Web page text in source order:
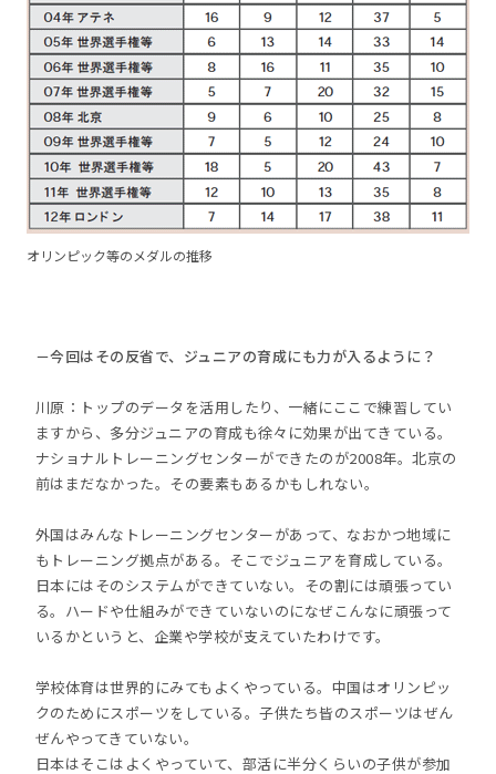
オリンピック等のメダルの推移
－今回はその反省で、ジュニアの育成にも力が入るように？
川原：トップのデータを活用したり、一緒にここで練習してい
ますから、多分ジュニアの育成も徐々に効果が出てきている。
ナショナルトレーニングセンターができたのが2008年。北京の
前はまだなかった。その要素もあるかもしれない。
外国はみんなトレーニングセンターがあって、なおかつ地域に
もトレーニング拠点がある。そこでジュニアを育成している。
日本にはそのシステムができていない。その割には頑張ってい
る。ハードや仕組みができていないのになぜこんなに頑張って
いるかというと、企業や学校が支えていたわけです。
学校体育は世界的にみてもよくやっている。中国はオリンピッ
クのためにスポーツをしている。子供たち皆のスポーツはぜん
ぜんやってきていない。
日本はそこはよくやっていて、部活に半分くらいの子供が参加